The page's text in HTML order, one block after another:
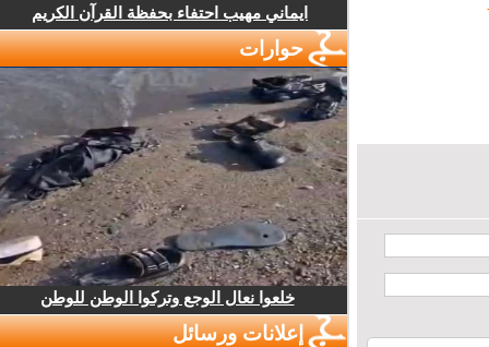
ايماني مهيب احتفاء بحفظة القرآن الكريم
حوارات
خلعوا نعال الوجع وتركوا الوطن للوطن
إعلانات ورسائل